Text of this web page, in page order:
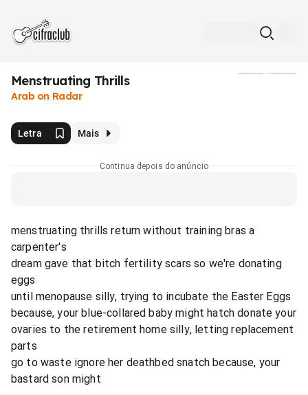
Menstruating Thrills
Arab on Radar
Letra Mais
Continua depois do anúncio
menstruating thrills return without training bras a
carpenter's
dream gave that bitch fertility scars so we're donating
eggs
until menopause silly, trying to incubate the Easter Eggs
because, your blue-collared baby might hatch donate your
ovaries to the retirement home silly, letting replacement
parts
go to waste ignore her deathbed snatch because, your
bastard son might